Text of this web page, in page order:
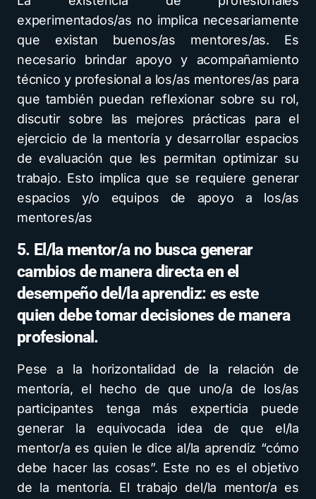
experimentados/as no implica necesariamente
que existan buenos/as mentores/as. Es
necesario brindar apoyo y acompañamiento
técnico y profesional a los/as mentores/as para
que también puedan reflexionar sobre su rol,
discutir sobre las mejores prácticas para el
ejercicio de la mentoría y desarrollar espacios
de evaluación que les permitan optimizar su
trabajo. Esto implica que se requiere generar
espacios y/o equipos de apoyo a los/as
mentores/as
5. El/la mentor/a no busca generar
cambios de manera directa en el
desempeño del/la aprendiz: es este
quien debe tomar decisiones de manera
profesional.
Pese a la horizontalidad de la relación de
mentoría, el hecho de que uno/a de los/as
participantes tenga más experticia puede
generar la equivocada idea de que el/la
mentor/a es quien le dice al/la aprendiz “cómo
debe hacer las cosas”. Este no es el objetivo
de la mentoría. El trabajo del/la mentor/a es